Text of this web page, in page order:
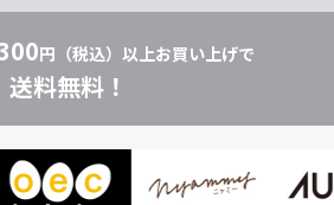
円（税込）以上お買い上げで
送料無料！